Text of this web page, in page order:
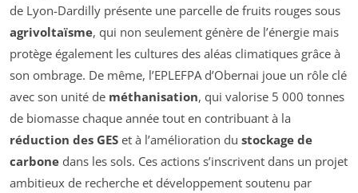
de Lyon-Dardilly présente une parcelle de fruits rouges sous
agrivoltaïsme, qui non seulement génère de l’énergie mais
protège également les cultures des aléas climatiques grâce à
son ombrage. De même, l’EPLEFPA d’Obernai joue un rôle clé
avec son unité de méthanisation, qui valorise 5 000 tonnes
de biomasse chaque année tout en contribuant à la
réduction des GES et à l’amélioration du stockage de
carbone dans les sols. Ces actions s’inscrivent dans un projet
ambitieux de recherche et développement soutenu par